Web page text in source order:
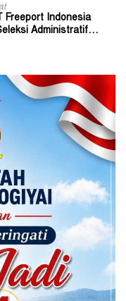
Freeport Indonesia
Administratif